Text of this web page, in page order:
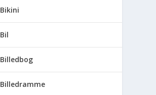
Bikini
Bil
Billedbog
Billedramme